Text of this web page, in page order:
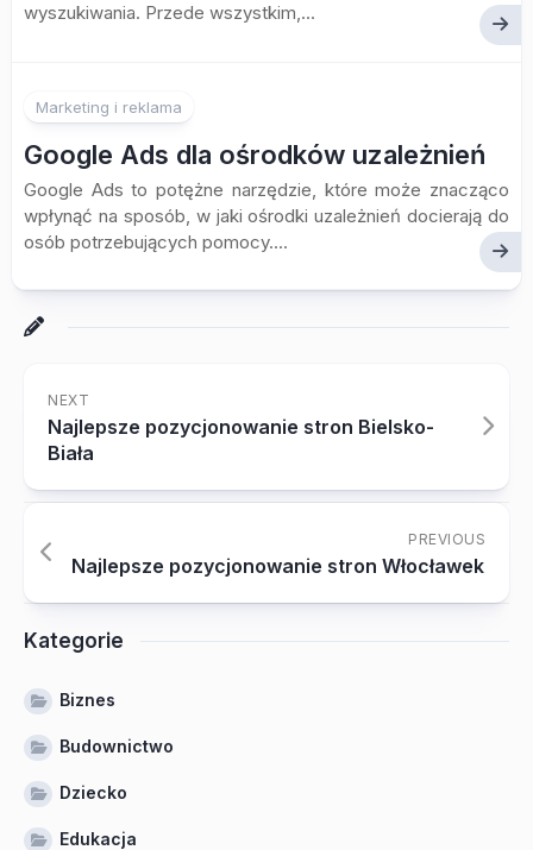
wyszukiwania. Przede wszystkim,...
Marketing i reklama
Google Ads dla ośrodków uzależnień
Google Ads to potężne narzędzie, które może znacząco
wpłynąć na sposób, w jaki ośrodki uzależnień docierają do
osób potrzebujących pomocy....
NEXT
Najlepsze pozycjonowanie stron Bielsko-
Biała
PREVIOUS
Najlepsze pozycjonowanie stron Włocławek
Kategorie
Biznes
Budownictwo
Dziecko
Edukacja